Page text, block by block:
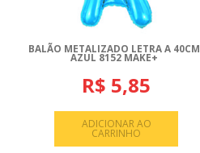
BALÃO METALIZADO LETRA A 40CM
AZUL 8152 MAKE+
R$ 5,85
ADICIONAR AO
CARRINHO